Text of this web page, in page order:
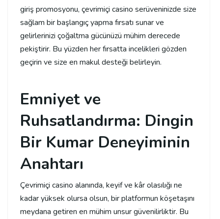
giriş promosyonu, çevrimiçi casino serüveninizde size
sağlam bir başlangıç yapma fırsatı sunar ve
gelirlerinizi çoğaltma gücünüzü mühim derecede
pekiştirir. Bu yüzden her fırsatta incelikleri gözden
geçirin ve size en makul desteği belirleyin.
Emniyet ve
Ruhsatlandırma: Dingin
Bir Kumar Deneyiminin
Anahtarı
Çevrimiçi casino alanında, keyif ve kâr olasılığı ne
kadar yüksek olursa olsun, bir platformun köşetaşını
meydana getiren en mühim unsur güvenilirliktir. Bu